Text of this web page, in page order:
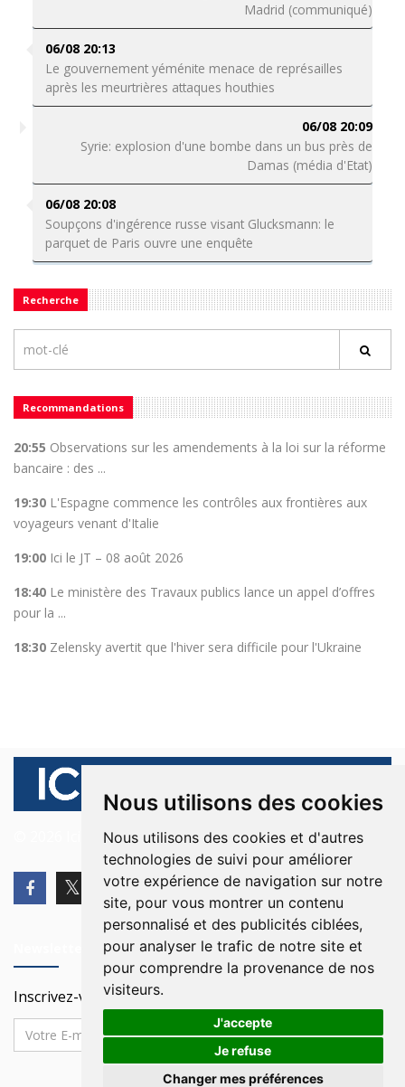
Nous utilisons des cookies
Nous utilisons des cookies et d'autres
technologies de suivi pour améliorer
votre expérience de navigation sur notre
site, pour vous montrer un contenu
personnalisé et des publicités ciblées,
pour analyser le trafic de notre site et
pour comprendre la provenance de nos
visiteurs.
J'accepte
Je refuse
Changer mes préférences
Madrid (communiqué)
06/08 20:13
Le gouvernement yéménite menace de représailles
après les meurtrières attaques houthies
06/08 20:09
Syrie: explosion d'une bombe dans un bus près de
Damas (média d'Etat)
06/08 20:08
Soupçons d'ingérence russe visant Glucksmann: le
parquet de Paris ouvre une enquête
Recherche
Recommandations
20:55 Observations sur les amendements à la loi sur la réforme
bancaire : des ...
19:30 L'Espagne commence les contrôles aux frontières aux
voyageurs venant d'Italie
19:00 Ici le JT – 08 août 2026
18:40 Le ministère des Travaux publics lance un appel d’offres
pour la ...
18:30 Zelensky avertit que l'hiver sera difficile pour l'Ukraine
© 2026 Ici Beyrouth. Tous les droits sont réservés.
Inscrivez-vous à notre Newsletter